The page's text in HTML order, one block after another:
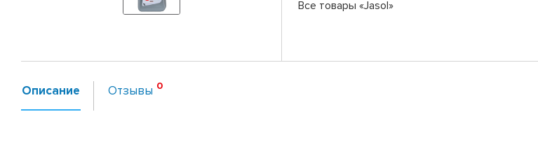
Все товары «Jasol»
Описание Отзывы